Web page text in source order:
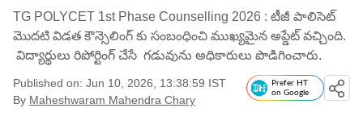
TG POLYCET 1st Phase Counselling 2026 : టీజీ పాలిసెట్
మొదటి విడత కౌన్సెలింగ్‌ కు సంబంధించి ముఖ్యమైన అప్డేట్ వచ్చింది.
విద్యార్థులు రిపోర్టింగ్ చేసే గడువును అధికారులు పొడిగించారు.
Published on: Jun 10, 2026, 13:38:59 IST
By Maheshwaram Mahendra Chary
Prefer HT
on Google